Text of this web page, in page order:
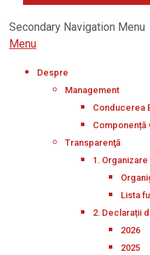
Secondary Navigation Menu
Menu
Despre
Management
Conducerea
Componență
Transparenţă
1. Organizare
Lista
2. Declarații
2026
2025